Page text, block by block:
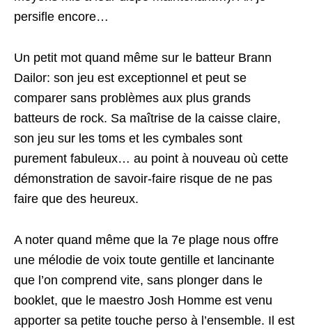
persifle encore…
Un petit mot quand même sur le batteur Brann
Dailor: son jeu est exceptionnel et peut se
comparer sans problèmes aux plus grands
batteurs de rock. Sa maîtrise de la caisse claire,
son jeu sur les toms et les cymbales sont
purement fabuleux… au point à nouveau où cette
démonstration de savoir-faire risque de ne pas
faire que des heureux.
A noter quand même que la 7e plage nous offre
une mélodie de voix toute gentille et lancinante
que l’on comprend vite, sans plonger dans le
booklet, que le maestro Josh Homme est venu
apporter sa petite touche perso à l’ensemble. Il est